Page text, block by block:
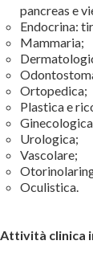
pancreas e
Endocrina:
Mammaria;
Ortopedica;
Plastica e
Urologica;
Vascolare;
Oculistica.
Attività clinica